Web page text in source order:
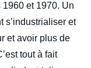
et 1970. Un
s’industrialiser et
et avoir plus de
tout à fait